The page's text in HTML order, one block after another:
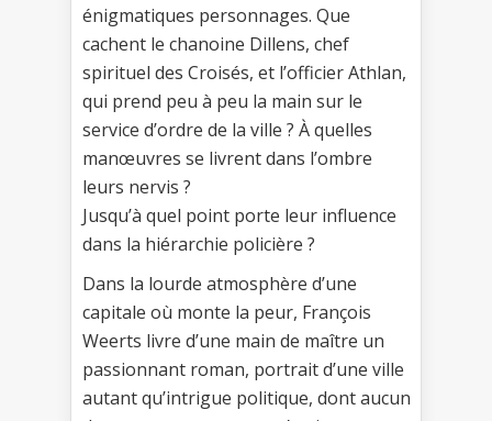
énigmatiques personnages. Que
cachent le chanoine Dillens, chef
spirituel des Croisés, et l’officier Athlan,
qui prend peu à peu la main sur le
service d’ordre de la ville ? À quelles
manœuvres se livrent dans l’ombre
leurs nervis ?
Jusqu’à quel point porte leur influence
dans la hiérarchie policière ?
Dans la lourde atmosphère d’une
capitale où monte la peur, François
Weerts livre d’une main de maître un
passionnant roman, portrait d’une ville
autant qu’intrigue politique, dont aucun